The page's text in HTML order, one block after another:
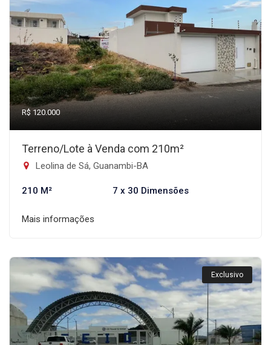
R$ 120.000
Terreno/Lote à Venda com 210m²
Leolina de Sá, Guanambi-BA
210 M² 7 x 30 Dimensões
Mais informações
Exclusivo